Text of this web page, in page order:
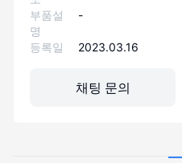
부품설
명
-
등록일 2023.03.16
채팅 문의